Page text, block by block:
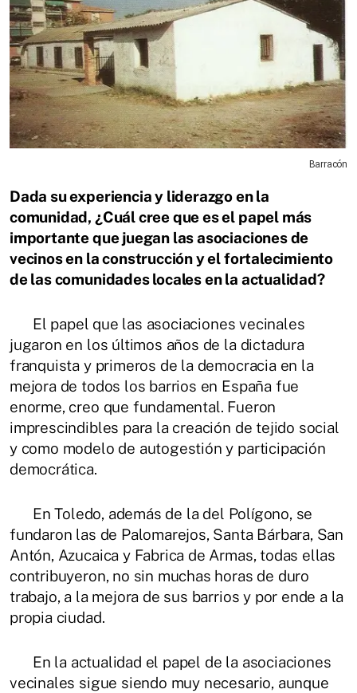
Barracón
Dada su experiencia y liderazgo en la
comunidad, ¿Cuál cree que es el papel más
importante que juegan las asociaciones de
vecinos en la construcción y el fortalecimiento
de las comunidades locales en la actualidad?
El papel que las asociaciones vecinales
jugaron en los últimos años de la dictadura
franquista y primeros de la democracia en la
mejora de todos los barrios en España fue
enorme, creo que fundamental. Fueron
imprescindibles para la creación de tejido social
y como modelo de autogestión y participación
democrática.
En Toledo, además de la del Polígono, se
fundaron las de Palomarejos, Santa Bárbara, San
Antón, Azucaica y Fabrica de Armas, todas ellas
contribuyeron, no sin muchas horas de duro
trabajo, a la mejora de sus barrios y por ende a la
propia ciudad.
En la actualidad el papel de la asociaciones
vecinales sigue siendo muy necesario, aunque